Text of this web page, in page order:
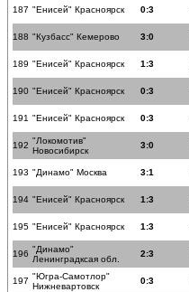
187 "Енисей" Красноярск 0:3
188 "Кузбасс" Кемерово 3:0
189 "Енисей" Красноярск 1:3
190 "Енисей" Красноярск 0:3
191 "Енисей" Красноярск 0:3
192 "Локомотив"
Новосибирск
3:0
193 "Динамо" Москва 3:1
194 "Енисей" Красноярск 1:3
195 "Енисей" Красноярск 1:3
196 "Динамо"
Ленинградксая обл.
2:3
197 "Югра-Самотлор"
Нижневартовск
0:3